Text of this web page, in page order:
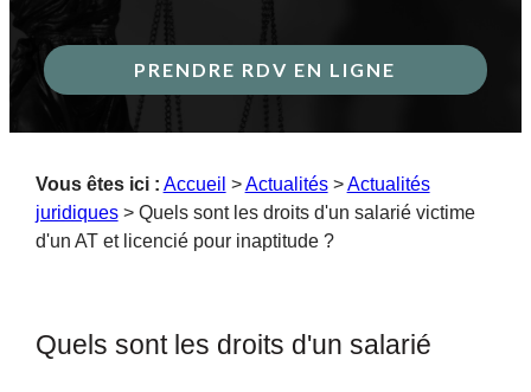
PRENDRE RDV EN LIGNE
Vous êtes ici : Accueil >Actualités>Actualités
juridiques> Quels sont les droits d'un salarié victime
d'un AT et licencié pour inaptitude ?
Quels sont les droits d'un salarié